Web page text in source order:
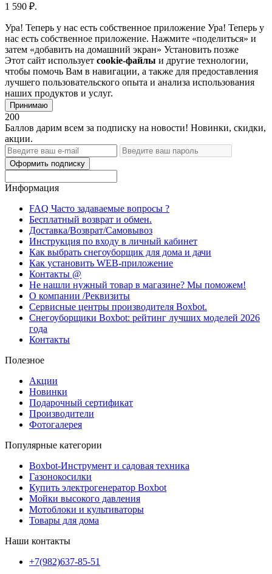
1 590 ₽.
Ура! Теперь у нас есть собственное приложение Ура! Теперь у
нас есть собственное приложение. Нажмите «поделиться» и
затем «добавить на домашний экран» Установить позже
Этот сайт использует cookie-файлы и другие технологии,
чтобы помочь Вам в навигации, а также для предоставления
лучшего пользовательского опыта и анализа использования
наших продуктов и услуг.
Принимаю
200
Баллов дарим всем за подписку на новости! Новинки, скидки,
акции.
Оформить подписку
Информация
FAQ Часто задаваемые вопросы ?
Бесплатный возврат и обмен.
Доставка/Возврат/Самовывоз
Инструкция по входу в личный кабинет
Как выбрать снегоуборщик для дома и дачи
Как установить WEB-приложение
Контакты @
Не нашли нужный товар в магазине? Мы поможем!
О компании /Реквизиты
Сервисные центры производителя Boxbot.
Снегоуборщики Boxbot: рейтинг лучших моделей 2026
года
Контакты
Полезное
Акции
Новинки
Подарочный сертификат
Производители
Фотогалерея
Популярные категории
Boxbot-Инструмент и садовая техника
Газонокосилки
Купить электрогенератор Boxbot
Мойки высокого давления
Мотоблоки и культиваторы
Товары для дома
Наши контакты
+7(982)637-85-51